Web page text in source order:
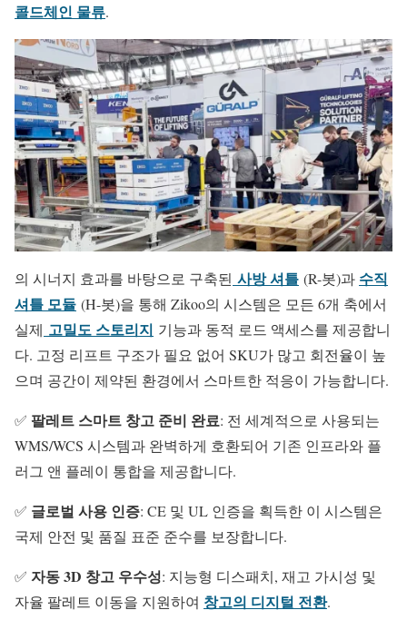
콜드체인 물류.
의 시너지 효과를 바탕으로 구축된 사방 셔틀 (R-봇)과 수직
셔틀 모듈 (H-봇)을 통해 Zikoo의 시스템은 모든 6개 축에서
실제 고밀도 스토리지 기능과 동적 로드 액세스를 제공합니
다. 고정 리프트 구조가 필요 없어 SKU가 많고 회전율이 높
으며 공간이 제약된 환경에서 스마트한 적응이 가능합니다.
✅ 팔레트 스마트 창고 준비 완료: 전 세계적으로 사용되는
WMS/WCS 시스템과 완벽하게 호환되어 기존 인프라와 플
러그 앤 플레이 통합을 제공합니다.
✅ 글로벌 사용 인증: CE 및 UL 인증을 획득한 이 시스템은
국제 안전 및 품질 표준 준수를 보장합니다.
✅ 자동 3D 창고 우수성: 지능형 디스패치, 재고 가시성 및
자율 팔레트 이동을 지원하여 창고의 디지털 전환.